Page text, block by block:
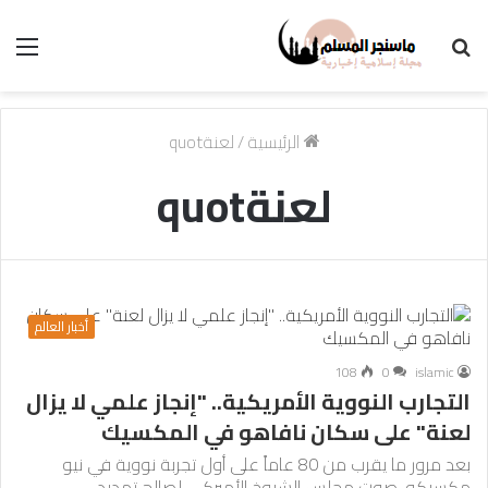
الرئيسية/لعنةquot
لعنةquot
أخبار العالم
islamic
0
108
التجارب النووية الأمريكية.. "إنجاز علمي لا يزال
لعنة" على سكان نافاهو في المكسيك
بعد مرور ما يقرب من 80 عاماً على أول تجربة نووية في نيو